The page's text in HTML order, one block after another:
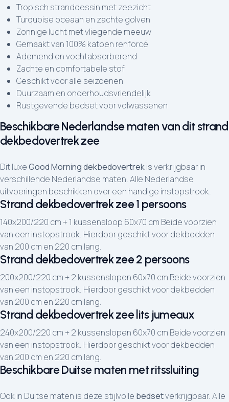
Tropisch stranddessin met zeezicht
Turquoise oceaan en zachte golven
Zonnige lucht met vliegende meeuw
Gemaakt van 100% katoen renforcé
Ademend en vochtabsorberend
Zachte en comfortabele stof
Geschikt voor alle seizoenen
Duurzaam en onderhoudsvriendelijk
Rustgevende bedset voor volwassenen
Beschikbare Nederlandse maten van dit strand
dekbedovertrek zee
Dit luxeGood Morning dekbedovertrekis verkrijgbaar in
verschillende Nederlandse maten. Alle Nederlandse
uitvoeringen beschikken over een handige instopstrook.
Strand dekbedovertrek zee 1 persoons
140x200/220 cm + 1 kussensloop 60x70 cm Beide voorzien
van een instopstrook. Hierdoor geschikt voor dekbedden
van 200 cm en 220 cm lang.
Strand dekbedovertrek zee 2 persoons
200x200/220 cm + 2 kussenslopen 60x70 cm Beide voorzien
van een instopstrook. Hierdoor geschikt voor dekbedden
van 200 cm en 220 cm lang.
Strand dekbedovertrek zee lits jumeaux
240x200/220 cm + 2 kussenslopen 60x70 cm Beide voorzien
van een instopstrook. Hierdoor geschikt voor dekbedden
van 200 cm en 220 cm lang.
Beschikbare Duitse maten met ritssluiting
Ook in Duitse maten is deze stijlvolle bedsetverkrijgbaar. Alle